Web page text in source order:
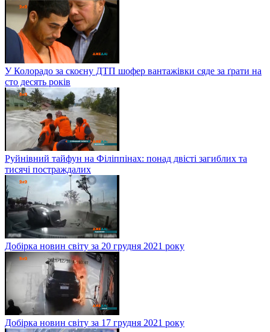
У Колорадо за скоєну ДТП шофер вантажівки сяде за ґрати на
сто десять років
Руйнівний тайфун на Філіппінах: понад двісті загиблих та
тисячі постраждалих
Добірка новин світу за 20 грудня 2021 року
Добірка новин світу за 17 грудня 2021 року